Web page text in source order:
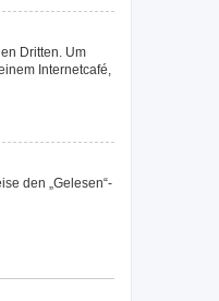
Dritten. Um
Internetcafé,
den „Gelesen“-